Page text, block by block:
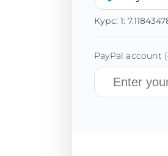
Курс: 1:
PayPal account